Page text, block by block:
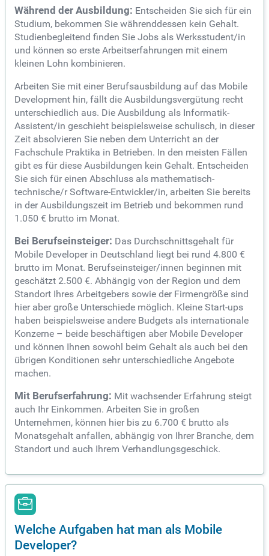
Während der Ausbildung: Entscheiden Sie sich für ein
Studium, bekommen Sie währenddessen kein Gehalt.
Studienbegleitend finden Sie Jobs als Werksstudent/in
und können so erste Arbeitserfahrungen mit einem
kleinen Lohn kombinieren.
Arbeiten Sie mit einer Berufsausbildung auf das Mobile
Development hin, fällt die Ausbildungsvergütung recht
unterschiedlich aus. Die Ausbildung als Informatik-
Assistent/in geschieht beispielsweise schulisch, in dieser
Zeit absolvieren Sie neben dem Unterricht an der
Fachschule Praktika in Betrieben. In den meisten Fällen
gibt es für diese Ausbildungen kein Gehalt. Entscheiden
Sie sich für einen Abschluss als mathematisch-
technische/r Software-Entwickler/in, arbeiten Sie bereits
in der Ausbildungszeit im Betrieb und bekommen rund
1.050 € brutto im Monat.
Bei Berufseinsteiger: Das Durchschnittsgehalt für
Mobile Developer in Deutschland liegt bei rund 4.800 €
brutto im Monat. Berufseinsteiger/innen beginnen mit
geschätzt 2.500 €. Abhängig von der Region und dem
Standort Ihres Arbeitgebers sowie der Firmengröße sind
hier aber große Unterschiede möglich. Kleine Start-ups
haben beispielsweise andere Budgets als internationale
Konzerne – beide beschäftigen aber Mobile Developer
und können Ihnen sowohl beim Gehalt als auch bei den
übrigen Konditionen sehr unterschiedliche Angebote
machen.
Mit Berufserfahrung: Mit wachsender Erfahrung steigt
auch Ihr Einkommen. Arbeiten Sie in großen
Unternehmen, können hier bis zu 6.700 € brutto als
Monatsgehalt anfallen, abhängig von Ihrer Branche, dem
Standort und auch Ihrem Verhandlungsgeschick.
Welche Aufgaben hat man als Mobile
Developer?